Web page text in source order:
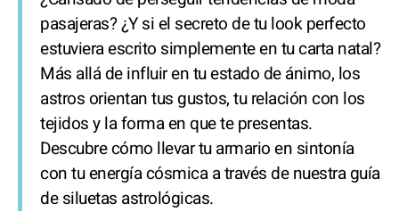
pasajeras? ¿Y si el secreto de tu look perfecto
estuviera escrito simplemente en tu carta natal?
Más allá de influir en tu estado de ánimo, los
astros orientan tus gustos, tu relación con los
tejidos y la forma en que te presentas.
Descubre cómo llevar tu armario en sintonía
con tu energía cósmica a través de nuestra guía
de siluetas astrológicas.